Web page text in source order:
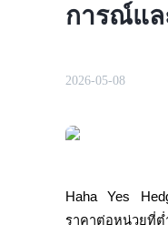
ฟิวเจอร์สที่ใช้
การณ์แล
2026-05-08
Haha Yes
ราคาต่อหน่วยที่ต่